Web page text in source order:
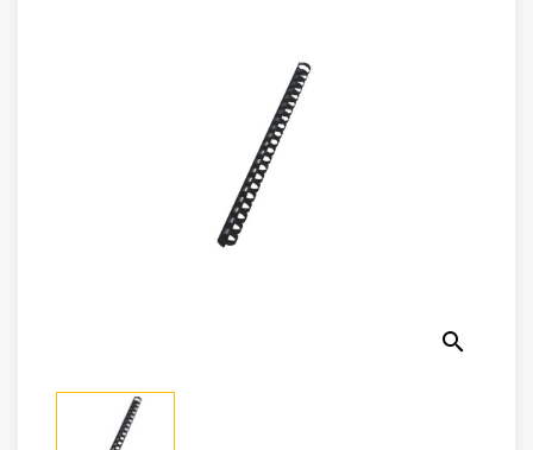
Sécurité
search